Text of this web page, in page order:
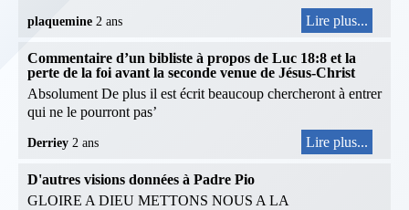
plaquemine 2 ans Lire plus...
Commentaire d’un bibliste à propos de Luc 18:8 et la
perte de la foi avant la seconde venue de Jésus-Christ
Absolument De plus il est écrit beaucoup chercheront à entrer
qui ne le pourront pas’
Derriey 2 ans Lire plus...
D'autres visions données à Padre Pio
GLOIRE A DIEU METTONS NOUS A LA